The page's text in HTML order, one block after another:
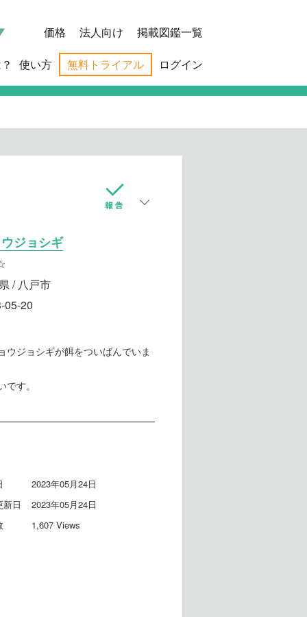
価格 法人向け 掲載図鑑一覧
使い方 無料トライアル ログイン
ジョシギ
/ 八戸市
05-20
ウジョシギが餌をついばんでいま
す。
2023年05月24日
新日
2023年05月24日
1,607 Views